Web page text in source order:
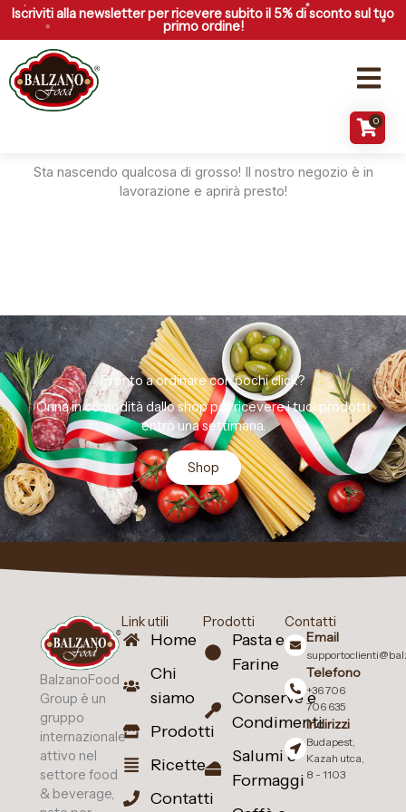
Vai
contenuto
Iscriviti alla newsletter per ricevere subito il 5% di sconto sul tuo
primo ordine!
Menu
0
Sta nascendo qualcosa di grosso! Il nostro negozio è in
lavorazione e aprirà presto!
Pronto a ordinare con pochi click?
Orina in comodità dallo shop per ricevere i tuoi prodotti
entro una settimana.
Shop
BalzanoFood
Group è un
gruppo
internazionale
attivo nel
settore food
& beverage,
Link utili
Home
Chi
siamo
Prodotti
Ricette
Contatti
Prodotti
Pasta e
Farine
Conserve e
Condimenti
Salumi e
Formaggi
Contatti
Email
Telefono
+36 706
706 635
Indirizzi
Budapest,
Kazah utca,
8 - 1103